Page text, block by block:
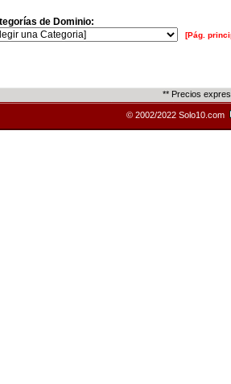
de Dominio:
[Pág.
** Precios
© 2002/2022 Solo10.com